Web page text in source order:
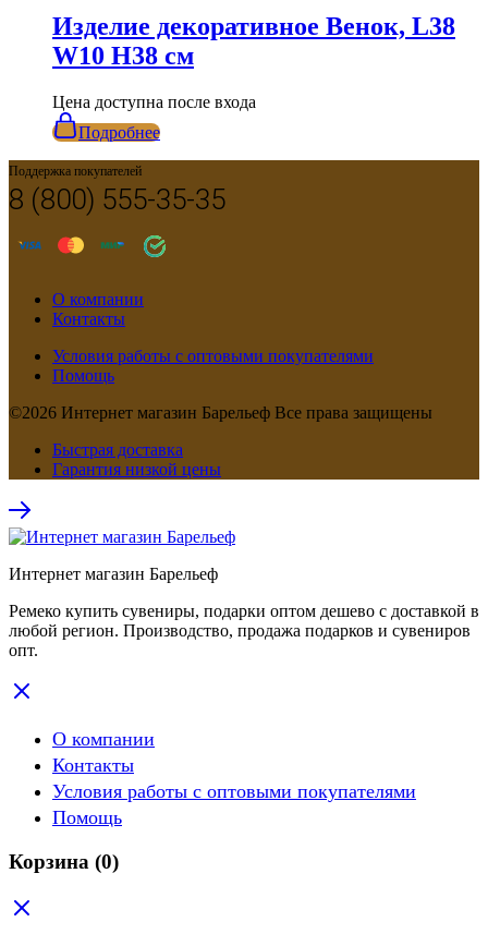
Изделие декоративное Венок, L38
W10 H38 см
Цена доступна после входа
Подробнее
Поддержка покупателей
8 (800) 555-35-35
О компании
Контакты
Условия работы с оптовыми покупателями
Помощь
©2026 Интернет магазин Барельеф Все права защищены
Быстрая доставка
Гарантия низкой цены
Интернет магазин Барельеф
Ремеко купить сувениры, подарки оптом дешево с доставкой в
любой регион. Производство, продажа подарков и сувениров
опт.
О компании
Контакты
Условия работы с оптовыми покупателями
Помощь
Корзина (0)